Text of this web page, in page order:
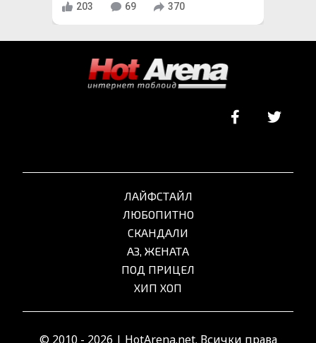
203 69 370
ЛАЙФСТАЙЛ
ЛЮБОПИТНО
СКАНДАЛИ
АЗ, ЖЕНАТА
ПОД ПРИЦЕЛ
ХИП ХОП
© 2010 - 2026 | HotArena.net. Всички права